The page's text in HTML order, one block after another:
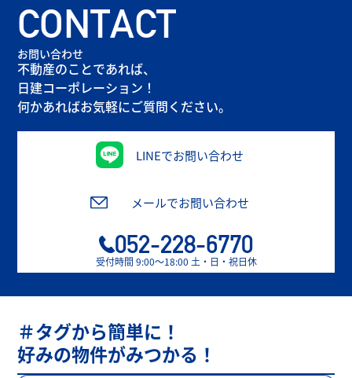
CONTACT
お問い合わせ
不動産のことであれば、
日建コーポレーション！
何かあればお気軽にご質問ください。
LINEでお問い合わせ
メールでお問い合わせ
052-228-6770
受付時間 9:00〜18:00 土・日・祝日休
＃タグから簡単に！
好みの物件がみつかる！